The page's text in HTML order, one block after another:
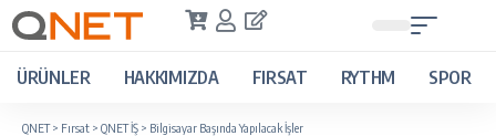
ÜRÜNLER HAKKIMIZDA FIRSAT RYTHM SPOR
QNET> Fırsat > QNET İŞ > Bilgisayar Başında Yapılacak İşler